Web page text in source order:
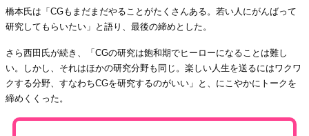
橋本氏は「CGもまだまだやることがたくさんある。若い人にがんばって
研究してもらいたい」と語り、最後の締めとした。
さら西田氏が続き、「CGの研究は飽和期でヒーローになることは難し
い。しかし、それはほかの研究分野も同じ。楽しい人生を送るにはワクワ
クする分野、すなわちCGを研究するのがいい」と、にこやかにトークを
締めくくった。